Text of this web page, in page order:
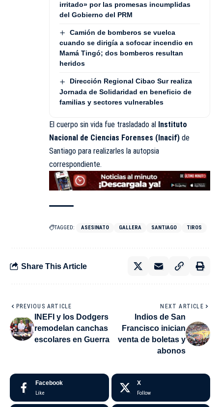
irritado» por las promesas incumplidas
del Gobierno del PRM
Camión de bomberos se vuelca
cuando se dirigía a sofocar incendio en
Mamá Tingó; dos bomberos resultan
heridos
Dirección Regional Cibao Sur realiza
Jornada de Solidaridad en beneficio de
familias y sectores vulnerables
El cuerpo sin vida fue trasladado al Instituto
Nacional de Ciencias Forenses (Inacif) de
Santiago para realizarles la autopsia
correspondiente.
TAGGED: ASESINATO GALLERA SANTIAGO TIROS
Share This Article
PREVIOUS ARTICLE
INEFI y los Dodgers
remodelan canchas
escolares en Guerra
NEXT ARTICLE
Indios de San
Francisco inician
venta de boletas y
abonos
Facebook
Like
X
Follow